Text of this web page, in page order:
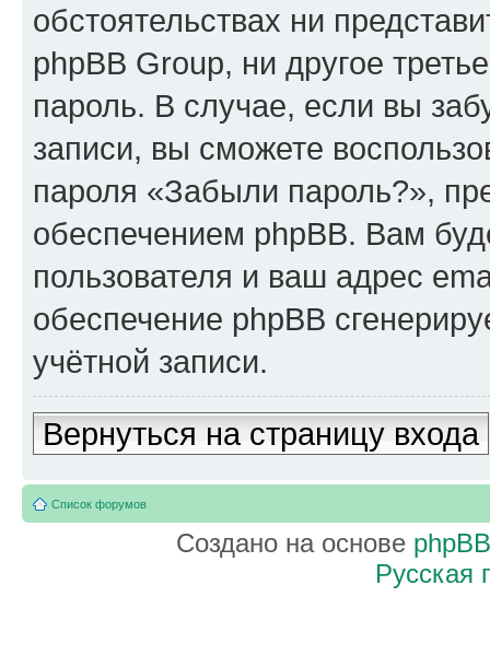
обстоятельствах ни
phpBB Group, ни другое
пароль. В случае, если вы
записи, вы сможете
пароля «Забыли пароль?»,
обеспечением phpBB. Вам
пользователя и ваш адрес
обеспечение phpBB
учётной записи.
Вернуться на страницу входа
Список форумов
Создано на основе phpBB
Русская